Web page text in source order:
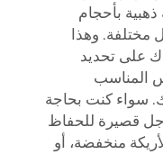
ذهبية بأحجام
مختلفة. وهذا
على تحديد
المناسب
سواء كنت بحاجة
قصيرة للحفاظ
منخفضة، أو